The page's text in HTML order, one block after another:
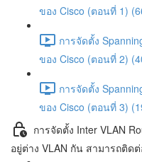
ของ Cisco (ตอนที่ 1)
การจัดตั้ง
ของ Cisco (ตอนที่ 2)
การจัดตั้ง
ของ Cisco (ตอนที่ 3)
การจัดตั้ง Inter VLAN
อยู่ต่าง VLAN กัน สามารถติด